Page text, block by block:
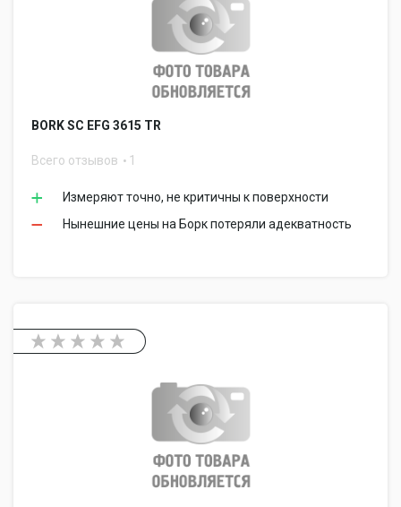
BORK SC EFG 3615 TR
Всего отзывов 1
Измеряют точно, не критичны к поверхности
Нынешние цены на Борк потеряли адекватность